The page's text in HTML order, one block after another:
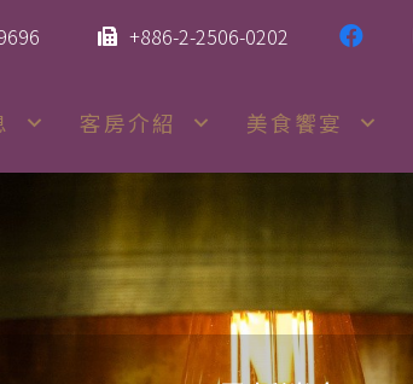
+886-2-2506-0202
客房介紹 美食饗宴